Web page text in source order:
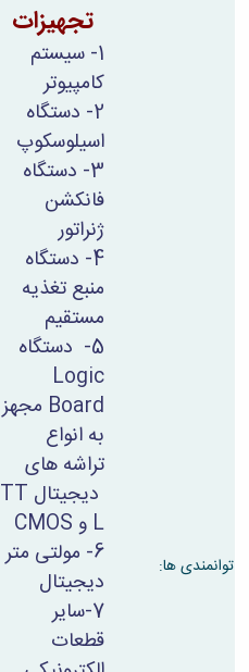
توانمندی ها:
تجهیزات
1- سیستم
کامپیوتر
2- دستگاه
اسیلوسکوپ
3- دستگاه
فانکشن
ژنراتور
4- دستگاه
منبع تغذیه
مستقیم
5- دستگاه
Logic
Board مجهز
به انواع
تراشه های
دیجیتال TT
L و CMOS
6- مولتی متر
دیجیتال
7-سایر
قطعات